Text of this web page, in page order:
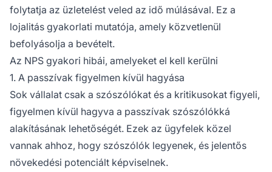
folytatja az üzletelést veled az idő múlásával. Ez a
lojalitás gyakorlati mutatója, amely közvetlenül
befolyásolja a bevételt.
Az NPS gyakori hibái, amelyeket el kell kerülni
1. A passzívak figyelmen kívül hagyása
Sok vállalat csak a szószólókat és a kritikusokat figyeli,
figyelmen kívül hagyva a passzívak szószólókká
alakításának lehetőségét. Ezek az ügyfelek közel
vannak ahhoz, hogy szószólók legyenek, és jelentős
növekedési potenciált képviselnek.